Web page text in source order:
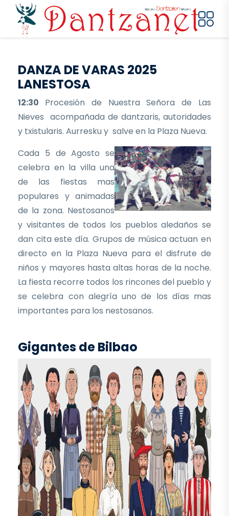
Pasar al contenido principal
DANZA DE VARAS 2025
LANESTOSA
12:30 Procesión de Nuestra Señora de Las
Nieves acompañada de dantzaris, autoridades
y txistularis. Aurresku y salve en la Plaza Nueva.
Cada 5 de Agosto se
celebra en la villa una
de las fiestas mas
populares y animadas
de la zona. Nestosanos
y visitantes de todos los pueblos aledaños se
dan cita este día. Grupos de música actuan en
directo en la Plaza Nueva para el disfrute de
niños y mayores hasta altas horas de la noche.
La fiesta recorre todos los rincones del pueblo y
se celebra con alegría uno de los días mas
importantes para los nestosanos.
Gigantes de Bilbao